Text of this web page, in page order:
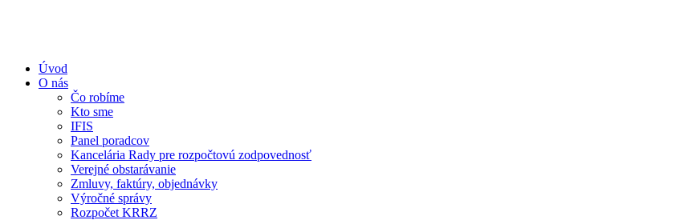
Úvod
O nás
Čo robíme
Kto sme
IFIS
Panel poradcov
Kancelária Rady pre rozpočtovú zodpovednosť
Verejné obstarávanie
Zmluvy, faktúry, objednávky
Výročné správy
Rozpočet KRRZ